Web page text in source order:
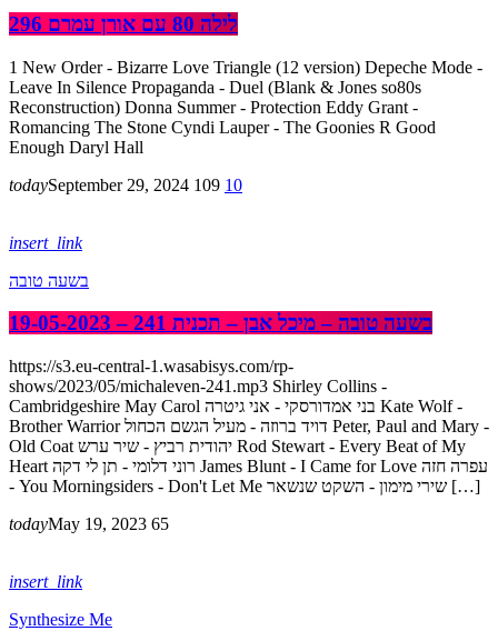
לילה 80 עם אורן עמרם 296
1 New Order - Bizarre Love Triangle (12 version) Depeche Mode -
Leave In Silence Propaganda - Duel (Blank & Jones so80s
Reconstruction) Donna Summer - Protection Eddy Grant -
Romancing The Stone Cyndi Lauper - The Goonies R Good
Enough Daryl Hall
todaySeptember 29, 2024 109 10
insert_link
בשעה טובה
בשעה טובה – מיכל אבן – תכנית 241 – 19-05-2023
https://s3.eu-central-1.wasabisys.com/rp-
shows/2023/05/michaleven-241.mp3 Shirley Collins -
Cambridgeshire May Carol בני אמדורסקי - אני גיטרה Kate Wolf -
Brother Warrior דויד ברוזה - מעיל הגשם הכחול Peter, Paul and Mary -
Old Coat יהודית רביץ - שיר ערש Rod Stewart - Every Beat of My
Heart רוני דלומי - תן לי דקה James Blunt - I Came for Love עפרה חזה
- You Morningsiders - Don't Let Me שירי מימון - השקט שנשאר […]
todayMay 19, 2023 65
insert_link
Synthesize Me